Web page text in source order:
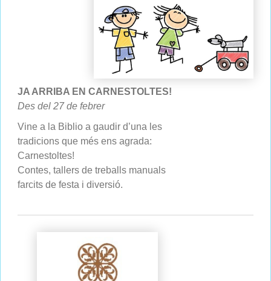
JA ARRIBA EN CARNESTOLTES!
Des del 27 de febrer
Vine a la Biblio a gaudir d’una les
tradicions que més ens agrada:
Carnestoltes!
Contes, tallers de treballs manuals
farcits de festa i diversió.